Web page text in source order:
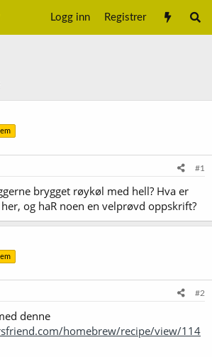
Logg inn Registrer
#1
brygget røykøl med hell? Hva er
og haR noen en velprøvd oppskrift?
#2
denne
homebrew/recipe/view/114